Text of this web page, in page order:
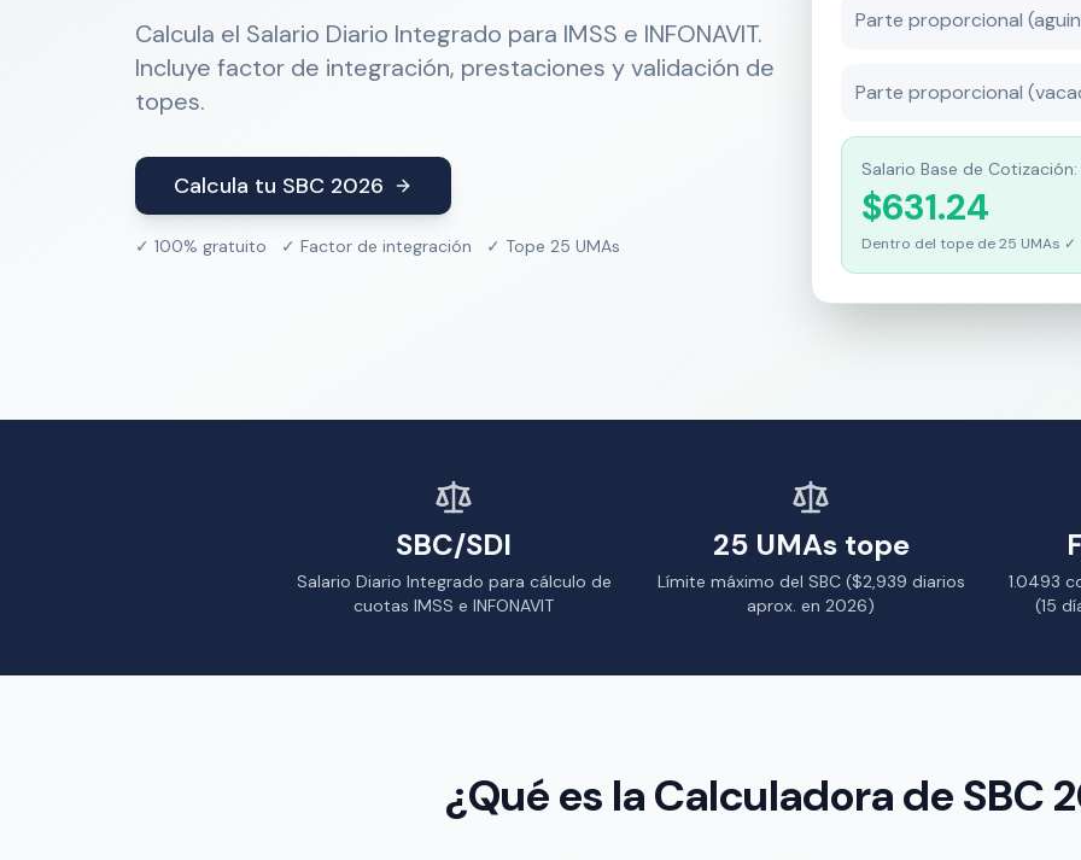
Calcula el Salario Diario Integrado para IMSS e INFONAVIT.
Incluye factor de integración, prestaciones y validación de
topes.
Calcula tu SBC 2026
✓ 100% gratuito ✓ Factor de integración ✓ Tope 25 UMAs
Parte proporcional
Parte proporcional
Salario Base de Cotización:
$631.24
Dentro del tope de 25 UMAs ✓
SBC/SDI
Salario Diario Integrado para cálculo de
cuotas IMSS e INFONAVIT
25 UMAs tope
Límite máximo del SBC ($2,939 diarios
aprox. en 2026)
1.0493
(15
¿Qué es la Calculadora de SBC